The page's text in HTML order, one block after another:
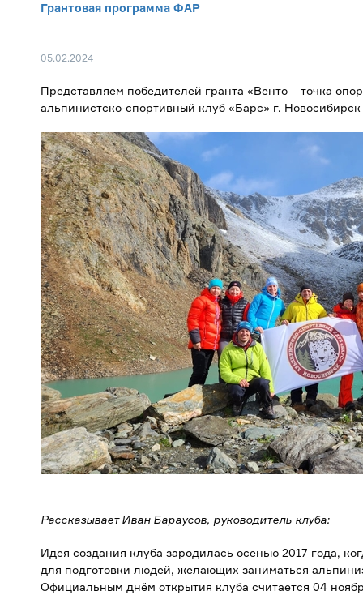
Грантовая программа ФАР
05.02.2024
Представляем победителей гранта «Венто – точка
альпинистско-спортивный клуб «Барс» г. Новосибирск
РассказываетИван Бараусов, руководитель клуба:
Идея создания клуба зародилась осенью 2017 года,
для подготовки людей, желающих заниматься
Официальным днём открытия клуба считается 04